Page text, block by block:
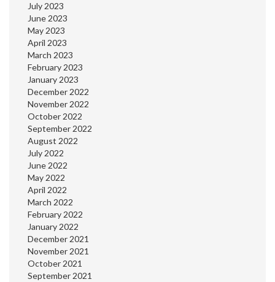
July 2023
June 2023
May 2023
April 2023
March 2023
February 2023
January 2023
December 2022
November 2022
October 2022
September 2022
August 2022
July 2022
June 2022
May 2022
April 2022
March 2022
February 2022
January 2022
December 2021
November 2021
October 2021
September 2021